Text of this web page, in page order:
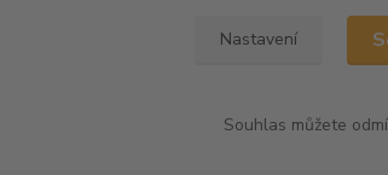
Nastavení
Souhlas můžete